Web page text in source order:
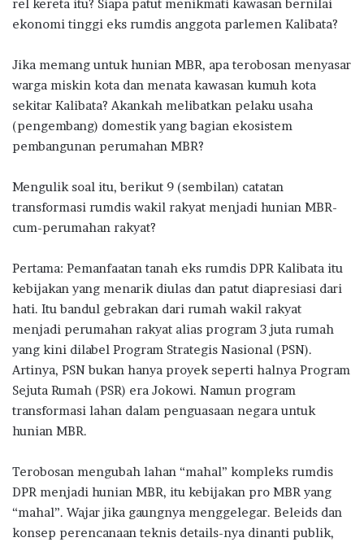
rel kereta itu? Siapa patut menikmati kawasan bernilai
ekonomi tinggi eks rumdis anggota parlemen Kalibata?
Jika memang untuk hunian MBR, apa terobosan menyasar
warga miskin kota dan menata kawasan kumuh kota
sekitar Kalibata? Akankah melibatkan pelaku usaha
(pengembang) domestik yang bagian ekosistem
pembangunan perumahan MBR?
Mengulik soal itu, berikut 9 (sembilan) catatan
transformasi rumdis wakil rakyat menjadi hunian MBR-
cum-perumahan rakyat?
Pertama: Pemanfaatan tanah eks rumdis DPR Kalibata itu
kebijakan yang menarik diulas dan patut diapresiasi dari
hati. Itu bandul gebrakan dari rumah wakil rakyat
menjadi perumahan rakyat alias program 3 juta rumah
yang kini dilabel Program Strategis Nasional (PSN).
Artinya, PSN bukan hanya proyek seperti halnya Program
Sejuta Rumah (PSR) era Jokowi. Namun program
transformasi lahan dalam penguasaan negara untuk
hunian MBR.
Terobosan mengubah lahan “mahal” kompleks rumdis
DPR menjadi hunian MBR, itu kebijakan pro MBR yang
“mahal”. Wajar jika gaungnya menggelegar. Beleids dan
konsep perencanaan teknis details-nya dinanti publik,